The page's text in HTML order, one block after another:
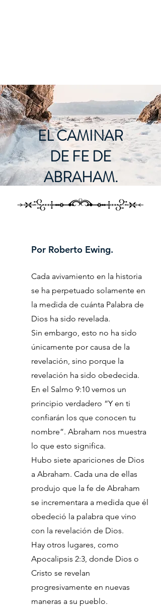
EL CAMINAR
DE FE DE
ABRAHAM.
​Por Roberto Ewing.
Cada avivamiento en la historia
se ha perpetuado solamente en
la medida de cuánta Palabra de
Dios ha sido revelada.
Sin embargo, esto no ha sido
únicamente por causa de la
revelación, sino porque la
revelación ha sido obedecida.
En el Salmo 9:10 vemos un
principio verdadero “Y en ti
confiarán los que conocen tu
nombre”. Abraham nos muestra
lo que esto significa.
Hubo siete apariciones de Dios
a Abraham. Cada una de ellas
produjo que la fe de Abraham
se incrementara a medida que él
obedeció la palabra que vino
con la revelación de Dios.
Hay otros lugares, como
Apocalipsis 2:3, donde Dios o
Cristo se revelan
progresivamente en nuevas
maneras a su pueblo.